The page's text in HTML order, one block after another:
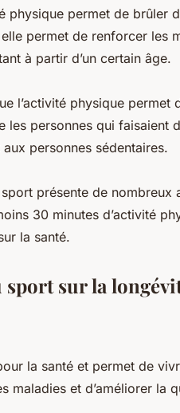
physique permet de
permet de renforcer les
à partir d’un certain âge.
l’activité physique permet
les personnes qui faisaient
personnes sédentaires.
présente de nombreux
30 minutes d’activité
la santé.
sport sur la
la santé et permet de
maladies et d’améliorer la